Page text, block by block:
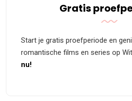
Gratis
Start je gratis proefperiode en
romantische films en series op
nu!